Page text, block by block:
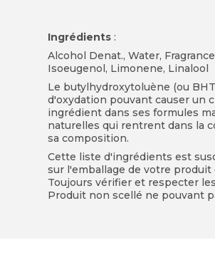
Ingrédients :
Alcohol Denat., Water,
Isoeugenol, Limonene, Linalool
Le butylhydroxytoluène (ou
d'oxydation pouvant causer un
ingrédient dans ses formules
naturelles qui rentrent dans la
sa composition.
Cette liste d'ingrédients est
sur l'emballage de votre
Toujours vérifier et respecter
Produit non scellé ne pouvant